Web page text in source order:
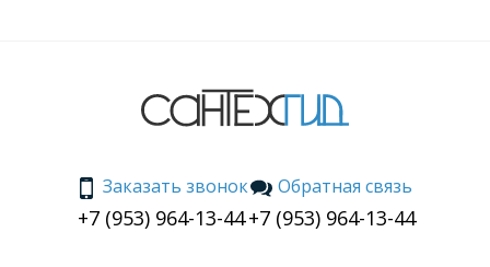
Заказать звонок
+7 (953) 964-13-44
Обратная связь
+7 (953) 964-13-44